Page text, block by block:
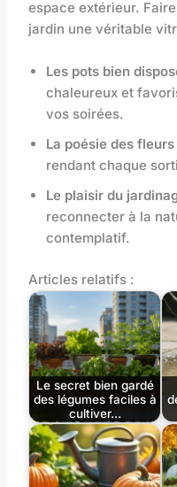
espace extérieur.
jardin une véritable
Les pots bien
chaleureux et
vos soirées.
La poésie des fleurs
rendant chaque
Le plaisir du
reconnecter à la
contemplatif.
Articles relatifs :
Le secret bien gardé
des légumes faciles à
cultiver…